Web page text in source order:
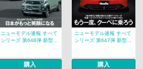
ニューモデル速報 すべて
シリーズ 第648弾 新型...
購入
ニューモデル速報 すべて
シリーズ 第647弾 新型...
購入